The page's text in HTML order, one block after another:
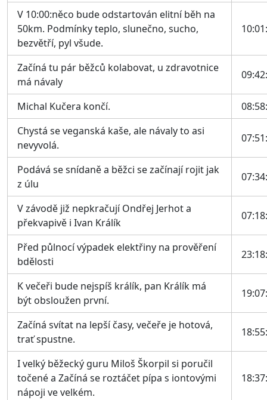
V 10:00:něco bude odstartován elitní běh na
50km. Podmínky teplo, slunečno, sucho,
bezvětří, pyl všude.
Začíná tu pár běžců kolabovat, u zdravotnice
má návaly
Michal Kučera končí.
Chystá se veganská kaše, ale návaly to asi
nevyvolá.
Podává se snídaně a běžci se začínají rojit jak
z úlu
V závodě již nepkračují Ondřej Jerhot a
překvapivě i Ivan Králík
Před půlnocí výpadek elektřiny na prověření
bdělosti
K večeři bude nejspíš králík, pan Králík má
být obsloužen první.
Začíná svítat na lepší časy, večeře je hotová,
trať spustne.
I velký běžecký guru Miloš Škorpil si poručil
točené a Začíná se roztáčet pípa s iontovými
nápoji ve velkém.